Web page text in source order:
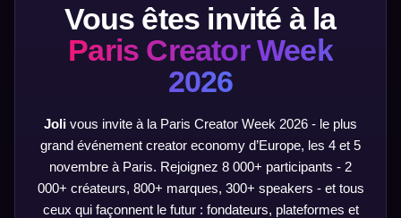
Vous êtes invité à la
Paris Creator Week
2026
Joli vous invite à la Paris Creator Week 2026 - le plus
grand événement creator economy d’Europe, les 4 et 5
novembre à Paris. Rejoignez 8 000+ participants - 2
000+ créateurs, 800+ marques, 300+ speakers - et tous
ceux qui façonnent le futur : fondateurs, plateformes et